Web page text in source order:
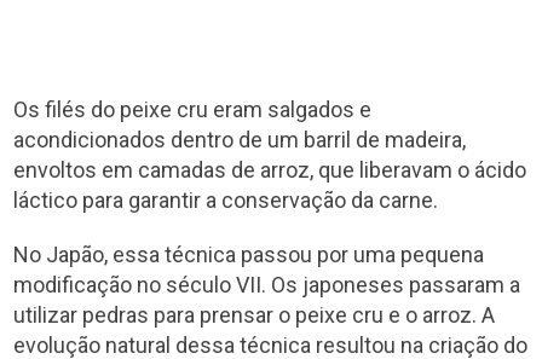
Os filés do peixe cru eram salgados e
acondicionados dentro de um barril de madeira,
envoltos em camadas de arroz, que liberavam o ácido
láctico para garantir a conservação da carne.
No Japão, essa técnica passou por uma pequena
modificação no século VII. Os japoneses passaram a
utilizar pedras para prensar o peixe cru e o arroz. A
evolução natural dessa técnica resultou na criação do